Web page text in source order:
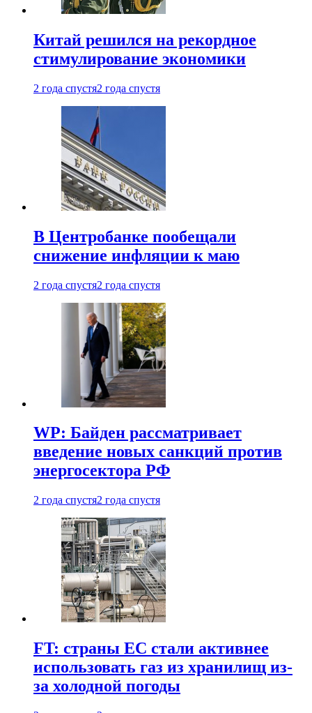
Китай решился на рекордное
стимулирование экономики
2 года спустя2 года спустя
В Центробанке пообещали
снижение инфляции к маю
2 года спустя2 года спустя
WP: Байден рассматривает
введение новых санкций против
энергосектора РФ
2 года спустя2 года спустя
FT: страны ЕС стали активнее
использовать газ из хранилищ из-
за холодной погоды